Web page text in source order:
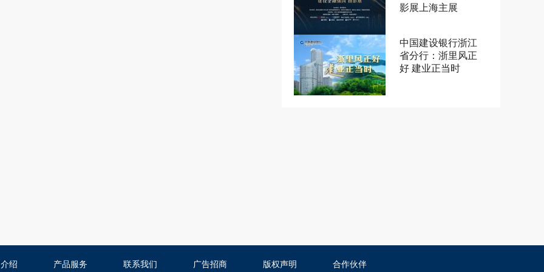
影展上海主展
中国建设银行浙江
省分行：浙里风正
好 建业正当时
绍 产品服务 联系我们 广告招商 版权声明 合作伙伴